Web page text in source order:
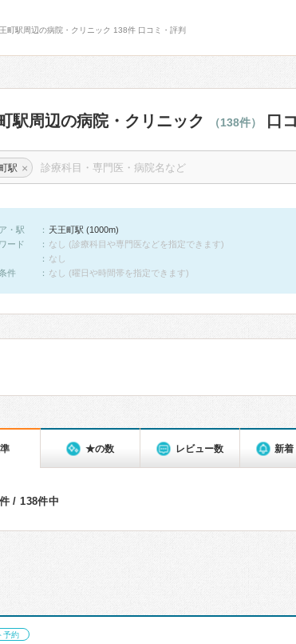
町駅周辺の病院・クリニック 138件 口コミ・評判
駅周辺の病院・クリニック （138件） 口
駅 ×
・駅
天王町駅 (1000m)
ード
なし (診療科目や専門医などを指定できます)
なし
件
なし (曜日や時間帯を指定できます)
★の数 レビュー数 新着
件 / 138件中
予約